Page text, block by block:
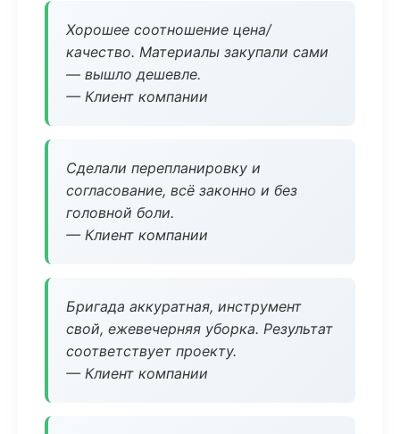
Хорошее соотношение цена/
качество. Материалы закупали сами
— вышло дешевле.
— Клиент компании
Сделали перепланировку и
согласование, всё законно и без
головной боли.
— Клиент компании
Бригада аккуратная, инструмент
свой, ежевечерняя уборка. Результат
соответствует проекту.
— Клиент компании